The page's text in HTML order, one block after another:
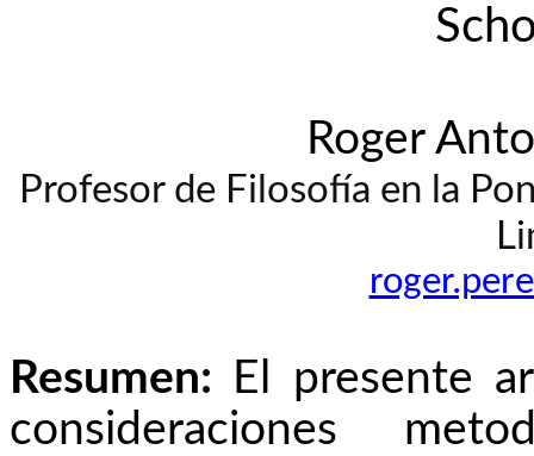
Roger
Profesor de Filosofía en la
Resumen:
El presente
consideraciones